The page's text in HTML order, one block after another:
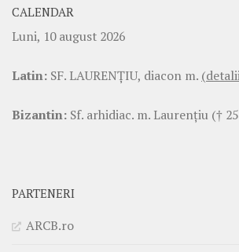
CALENDAR
Luni, 10 august 2026
Latin: SF. LAURENŢIU, diacon m.
Bizantin: Sf. arhidiac. m. Laurenţiu (†
PARTENERI
ARCB.ro